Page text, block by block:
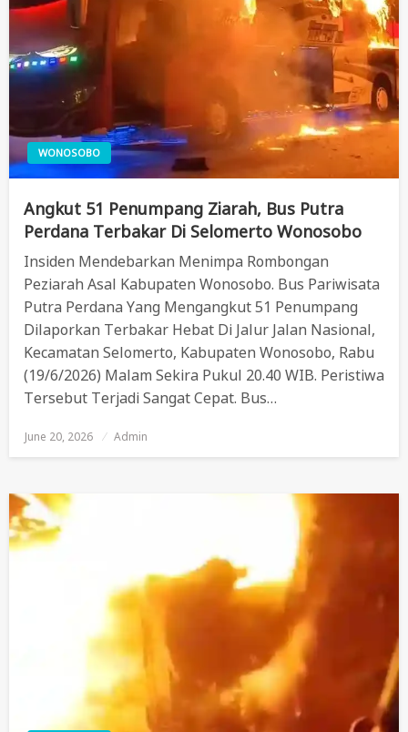
WONOSOBO
Angkut 51 Penumpang Ziarah, Bus Putra
Perdana Terbakar Di Selomerto Wonosobo
Insiden Mendebarkan Menimpa Rombongan
Peziarah Asal Kabupaten Wonosobo. Bus Pariwisata
Putra Perdana Yang Mengangkut 51 Penumpang
Dilaporkan Terbakar Hebat Di Jalur Jalan Nasional,
Kecamatan Selomerto, Kabupaten Wonosobo, Rabu
(19/6/2026) Malam Sekira Pukul 20.40 WIB. Peristiwa
Tersebut Terjadi Sangat Cepat. Bus…
Posted
June 20, 2026 Admin